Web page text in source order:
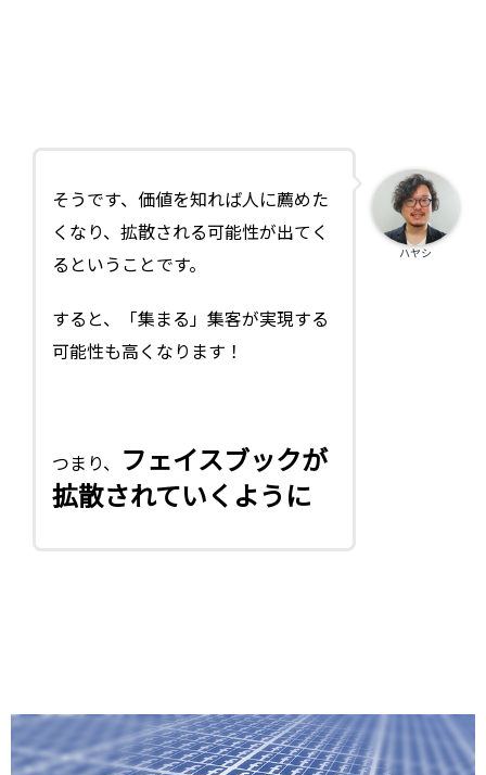
そうです、価値を知れば人に薦めた
くなり、拡散される可能性が出てく
るということです。
すると、「集まる」集客が実現する
可能性も高くなります！
つまり、
フェイスブックが
拡散されていくように
ハヤシ